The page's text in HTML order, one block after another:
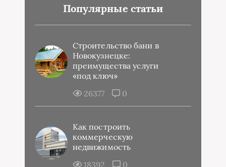
Популярные статьи
Строительство бани в
Новокузнецке:
преимущества услуги
«под ключ»
26377
0
Как построить
коммерческую
недвижимость
18392
0